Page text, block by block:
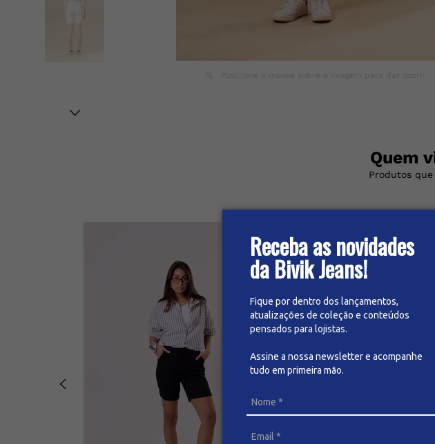
Receba as novidades
da Bivik Jeans!
Fique por dentro dos lançamentos,
atualizações de coleção e conteúdos
pensados para lojistas.
Assine a nossa newsletter e acompanhe
tudo em primeira mão.
Quem
Produtos